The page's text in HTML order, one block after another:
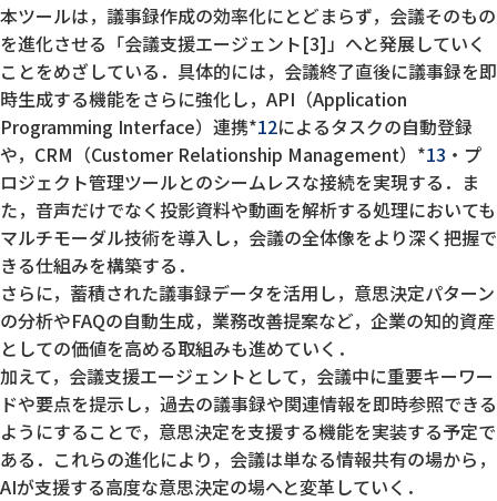
本ツールは，議事録作成の効率化にとどまらず，会議そのもの
を進化させる「会議支援エージェント[3]」へと発展していく
ことをめざしている．具体的には，会議終了直後に議事録を即
時生成する機能をさらに強化し，API（Application
Programming Interface）連携*12によるタスクの自動登録
や，CRM（Customer Relationship Management）*13 ・プ
ロジェクト管理ツールとのシームレスな接続を実現する．ま
た，音声だけでなく投影資料や動画を解析する処理においても
マルチモーダル技術を導入し，会議の全体像をより深く把握で
きる仕組みを構築する．
さらに，蓄積された議事録データを活用し，意思決定パターン
の分析やFAQの自動生成，業務改善提案など，企業の知的資産
としての価値を高める取組みも進めていく．
加えて，会議支援エージェントとして，会議中に重要キーワー
ドや要点を提示し，過去の議事録や関連情報を即時参照できる
ようにすることで，意思決定を支援する機能を実装する予定で
ある．これらの進化により，会議は単なる情報共有の場から，
AIが支援する高度な意思決定の場へと変革していく．